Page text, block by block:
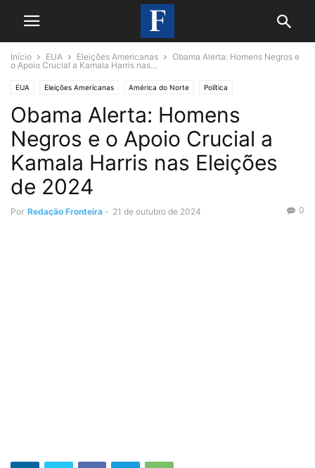
Início EUA Eleições Americanas
Obama Alerta: Homens Negros e
o Apoio Crucial a Kamala Harris nas...
EUA Eleições Americanas América do Norte Política
Obama Alerta: Homens
Negros e o Apoio Crucial a
Kamala Harris nas Eleições
de 2024
Por Redação Fronteira - 21 de outubro de 2024 0